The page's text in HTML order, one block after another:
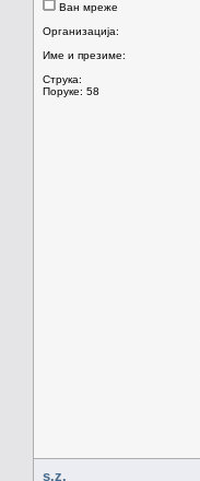
Ван мреже
Организација:
Име и презиме:
Струка:
Поруке: 58
s.z.